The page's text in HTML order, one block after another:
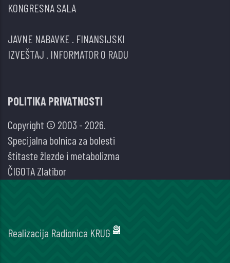
KONGRESNA SALA
JAVNE NABAVKE FINANSIJSKI
IZVEŠTAJ INFORMATOR O RADU
POLITIKA PRIVATNOSTI
Copyright © 2003 - 2026.
Specijalna bolnica za bolesti
štitaste žlezde i metabolizma
ČIGOTA Zlatibor
Realizacija Radionica KRUG